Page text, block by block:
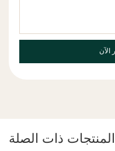
الآن
المنتجات ذات الصلة